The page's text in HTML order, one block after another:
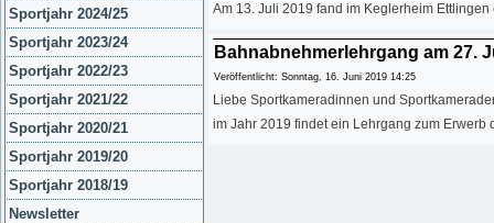
Sportjahr 2024/25
Sportjahr 2023/24
Sportjahr 2022/23
Sportjahr 2021/22
Sportjahr 2020/21
Sportjahr 2019/20
Sportjahr 2018/19
Newsletter
Am 13. Juli 2019 fand im Keglerheim
Bahnabnehmerlehrgang am 27.
Veröffentlicht: Sonntag, 16. Juni 2019 14:25
Liebe Sportkameradinnen und
im Jahr 2019 findet ein Lehrgang zum